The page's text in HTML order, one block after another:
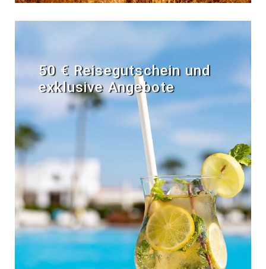
50 € Reisegutschein und
exklusive Angebote